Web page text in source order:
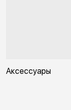
Аксессуары